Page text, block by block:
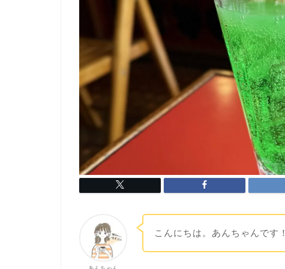
こんにちは。あんちゃんです！